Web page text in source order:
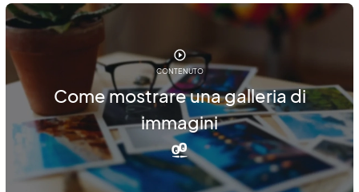
CONTENUTO
Come mostrare una galleria di
immagini